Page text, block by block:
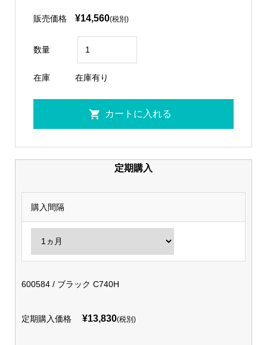
販売価格 ¥14,560(税別)
数量
在庫 在庫有り
定期購入
購入間隔
600584 / ブラック C740H
定期購入価格 ¥13,830(税別)